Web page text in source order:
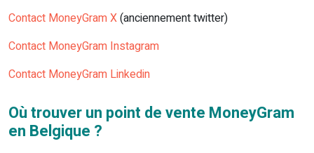
Contact MoneyGram X(anciennement twitter)
Contact MoneyGram Instagram
Contact MoneyGram Linkedin
Où trouver un point de vente MoneyGram
en Belgique ?